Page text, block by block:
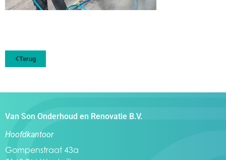
Terug
Van Son Onderhoud en Renovatie B.V.
Hoofdkantoor
Gompenstraat 43a